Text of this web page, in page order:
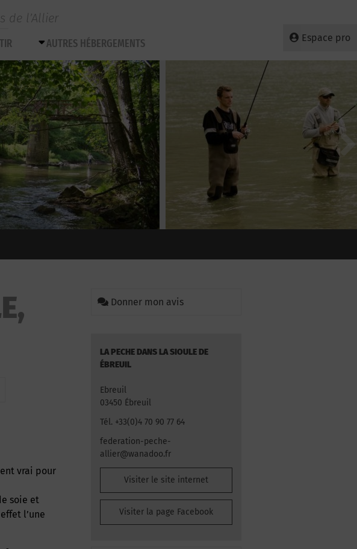
de l’Allier
Espace pro
AUTRES HÉBERGEMENTS
soie et
l’une
Donner mon avis
LA PECHE DANS LA SIOULE DE
ÉBREUIL
Ebreuil
03450 Ébreuil
Tél. +33(0)4 70 90 77 64
federation-peche-
allier@wanadoo.fr
Visiter le site internet
Visiter la page Facebook